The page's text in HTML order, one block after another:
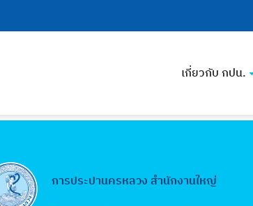
เกี่ยวกับ กปน.
การประปานครหลวง สำนักงานใหญ่